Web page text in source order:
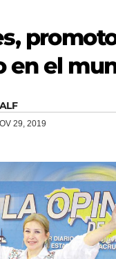
en el
ALF
29, 2019